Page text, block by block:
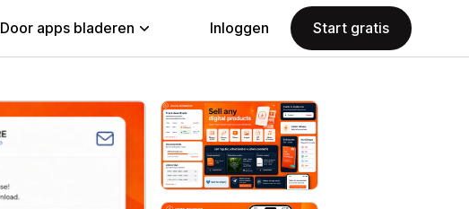
Door apps bladeren Inloggen Start gratis